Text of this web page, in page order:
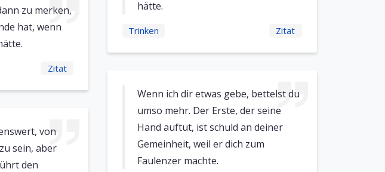
zu merken,
hat, wenn
Zitat
von
sein, aber
den
hätte.
Trinken Zitat
Wenn ich dir etwas gebe, bettelst du
umso mehr. Der Erste, der seine
Hand auftut, ist schuld an deiner
Gemeinheit, weil er dich zum
Faulenzer machte.